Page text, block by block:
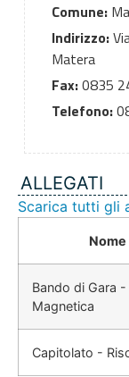
Comune:
Indirizzo:
Matera
Fax:0835
Telefono:
ALLEGATI
Scarica tutti gli
Bando di Gara -
Magnetica
Capitolato -